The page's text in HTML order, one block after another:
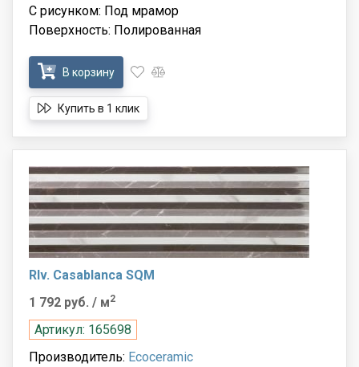
С рисунком: Под мрамор
Поверхность: Полированная
В корзину
Купить в 1 клик
Rlv. Casablanca SQM
1 792 руб. / м2
Артикул: 165698
Производитель: Ecoceramic